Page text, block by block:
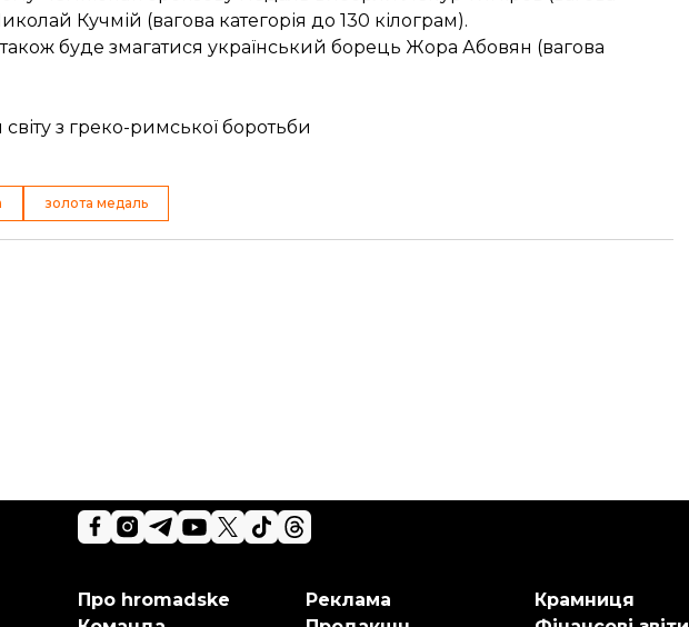
Кучмій (вагова категорія до 130 кілограм).
також буде змагатися український борець Жора Абовян (вагова
з греко-римської боротьби
золота медаль
Про hromadske
Реклама
Крамниця